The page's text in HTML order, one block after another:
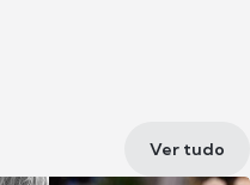
Ver tudo